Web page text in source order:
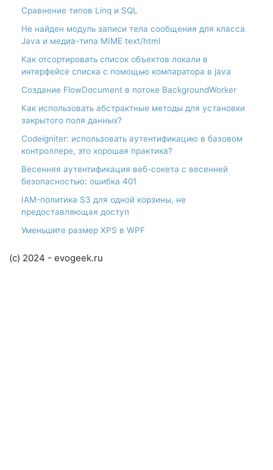
Сравнение типов Linq и SQL
Не найден модуль записи тела сообщения для класса
Java и медиа-типа MIME text/html
Как отсортировать список объектов локали в
интерфейсе списка с помощью компаратора в java
Создание FlowDocument в потоке BackgroundWorker
Как использовать абстрактные методы для установки
закрытого поля данных?
Codeigniter: использовать аутентификацию в базовом
контроллере, это хорошая практика?
Весенняя аутентификация веб-сокета с весенней
безопасностью: ошибка 401
IAM-политика S3 для одной корзины, не
предоставляющая доступ
Уменьшите размер XPS в WPF
(c) 2024 - evogeek.ru